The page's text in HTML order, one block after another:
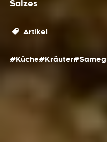
Salzes
Artikel
#Küche#Kräuter